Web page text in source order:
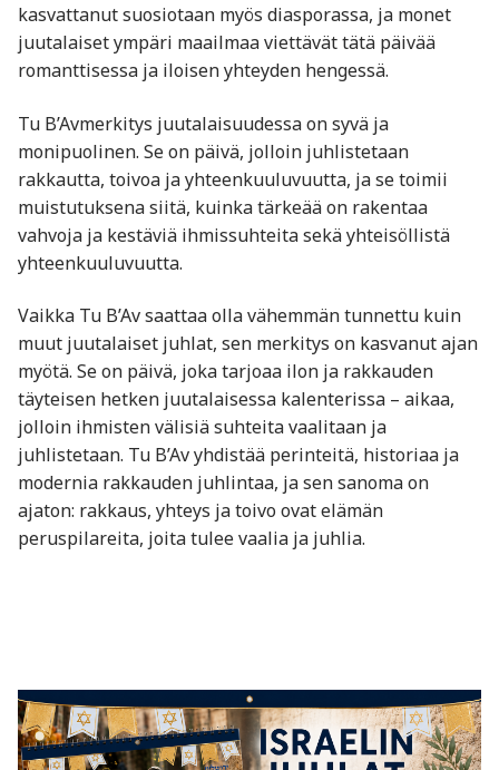
kasvattanut suosiotaan myös diasporassa, ja monet
juutalaiset ympäri maailmaa viettävät tätä päivää
romanttisessa ja iloisen yhteyden hengessä.
Tu B’Avmerkitys juutalaisuudessa on syvä ja
monipuolinen. Se on päivä, jolloin juhlistetaan
rakkautta, toivoa ja yhteenkuuluvuutta, ja se toimii
muistutuksena siitä, kuinka tärkeää on rakentaa
vahvoja ja kestäviä ihmissuhteita sekä yhteisöllistä
yhteenkuuluvuutta.
Vaikka Tu B’Av saattaa olla vähemmän tunnettu kuin
muut juutalaiset juhlat, sen merkitys on kasvanut ajan
myötä. Se on päivä, joka tarjoaa ilon ja rakkauden
täyteisen hetken juutalaisessa kalenterissa – aikaa,
jolloin ihmisten välisiä suhteita vaalitaan ja
juhlistetaan. Tu B’Av yhdistää perinteitä, historiaa ja
modernia rakkauden juhlintaa, ja sen sanoma on
ajaton: rakkaus, yhteys ja toivo ovat elämän
peruspilareita, joita tulee vaalia ja juhlia.